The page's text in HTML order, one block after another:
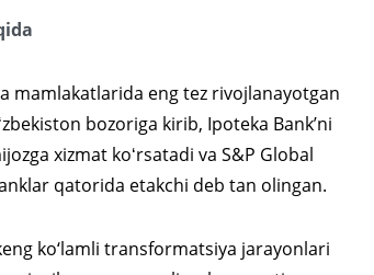
mamlakatlarida eng tez rivojlanayotgan
bozoriga kirib, Ipoteka Bank’ni
xizmat koʻrsatadi va S&P Global
qatorida etakchi deb tan olingan.
ko‘lamli transformatsiya jarayonlari